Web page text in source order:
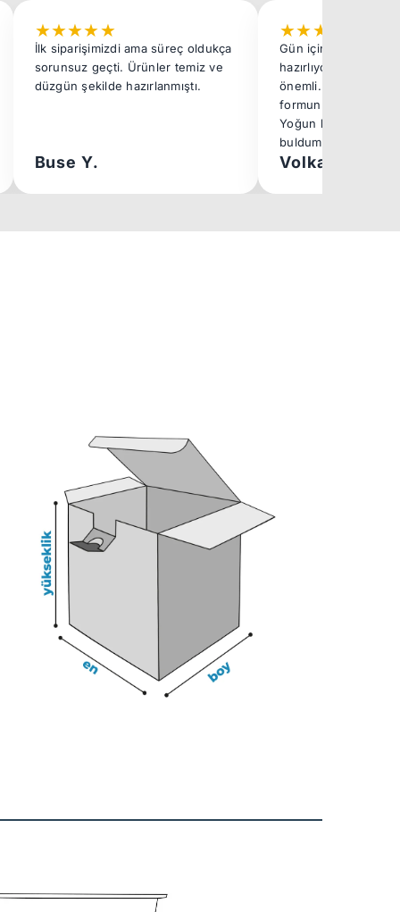
★★★★★
İlk siparişimizdi ama süreç oldukça
sorunsuz geçti. Ürünler temiz ve
düzgün şekilde hazırlanmıştı.
Buse Y.
★★★
Gün içinde çok
hazırlıyoruz, bu
önemli. Kolay
formunu çabuk
Yoğun kullanım için
buldum.
Volkan E.